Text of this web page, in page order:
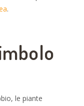
.
le piante